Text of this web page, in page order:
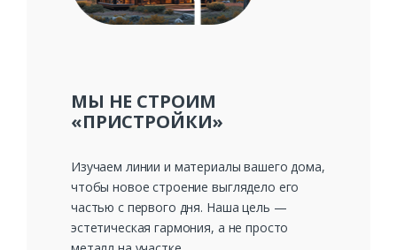
МЫ НЕ СТРОИМ
«ПРИСТРОЙКИ»
Изучаем линии и материалы вашего дома,
чтобы новое строение выглядело его
частью с первого дня. Наша цель —
эстетическая гармония, а не просто